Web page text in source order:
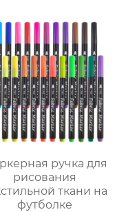
ручка для
рисования
ткани на
футболке